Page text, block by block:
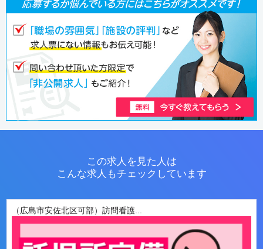
この求人を見た人は
こんな求人もチェックしています
（広島市安佐北区可部）訪問看護...